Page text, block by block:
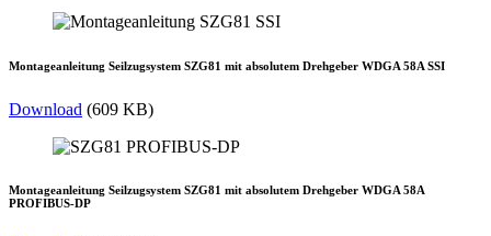
Montageanleitung Seilzugsystem SZG81 mit absolutem Drehgeber WDGA 58A SSI
Download (609 KB)
Montageanleitung Seilzugsystem SZG81 mit absolutem Drehgeber WDGA 58A
PROFIBUS-DP